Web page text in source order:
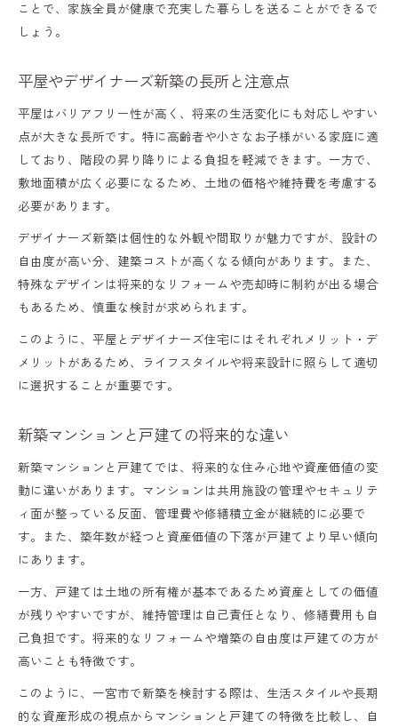
ことで、家族全員が健康で充実した暮らしを送ることができるで
しょう。
平屋やデザイナーズ新築の長所と注意点
平屋はバリアフリー性が高く、将来の生活変化にも対応しやすい
点が大きな長所です。特に高齢者や小さなお子様がいる家庭に適
しており、階段の昇り降りによる負担を軽減できます。一方で、
敷地面積が広く必要になるため、土地の価格や維持費を考慮する
必要があります。
デザイナーズ新築は個性的な外観や間取りが魅力ですが、設計の
自由度が高い分、建築コストが高くなる傾向があります。また、
特殊なデザインは将来的なリフォームや売却時に制約が出る場合
もあるため、慎重な検討が求められます。
このように、平屋とデザイナーズ住宅にはそれぞれメリット・デ
メリットがあるため、ライフスタイルや将来設計に照らして適切
に選択することが重要です。
新築マンションと戸建ての将来的な違い
新築マンションと戸建てでは、将来的な住み心地や資産価値の変
動に違いがあります。マンションは共用施設の管理やセキュリテ
ィ面が整っている反面、管理費や修繕積立金が継続的に必要で
す。また、築年数が経つと資産価値の下落が戸建てより早い傾向
にあります。
一方、戸建ては土地の所有権が基本であるため資産としての価値
が残りやすいですが、維持管理は自己責任となり、修繕費用も自
己負担です。将来的なリフォームや増築の自由度は戸建ての方が
高いことも特徴です。
このように、一宮市で新築を検討する際は、生活スタイルや長期
的な資産形成の視点からマンションと戸建ての特徴を比較し、自